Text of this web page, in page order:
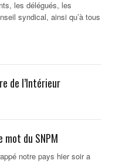
les délégués, les
syndical, ainsi qu’à tous
de l’Intérieur
du SNPM
notre pays hier soir a